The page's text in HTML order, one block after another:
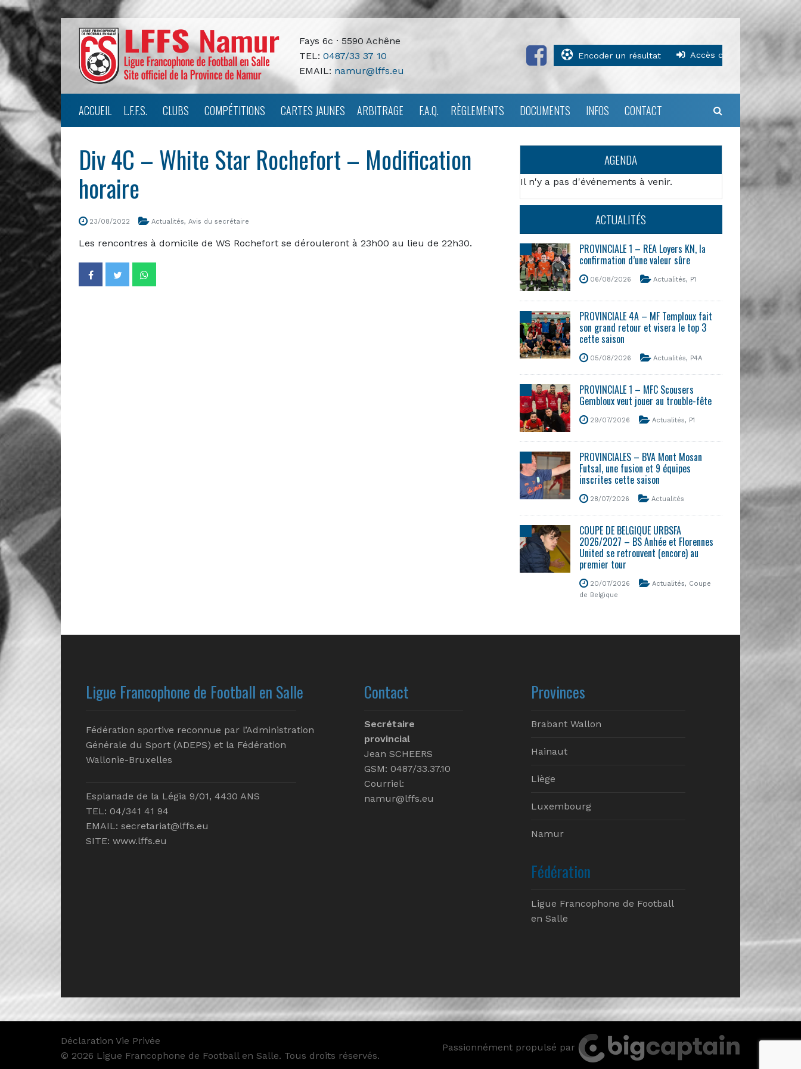
Fays 6c · 5590 Achêne
TEL: 0487/33 37 10
EMAIL: namur@lffs.eu
Encoder un résultat Accès clubs
ACCUEIL L.F.F.S. CLUBS COMPÉTITIONS CARTES JAUNES ARBITRAGE F.A.Q. RÈGLEMENTS DOCUMENTS INFOS CONTACT
Div 4C – White Star Rochefort – Modification
horaire
23/08/2022 Actualités, Avis du secrétaire
Les rencontres à domicile de WS Rochefort se dérouleront à 23h00 au lieu de 22h30.
AGENDA
Il n'y a pas d'événements à venir.
ACTUALITÉS
PROVINCIALE 1 – REA Loyers KN, la
confirmation d’une valeur sûre
06/08/2026 Actualités, P1
PROVINCIALE 4A – MF Temploux fait
son grand retour et visera le top 3
cette saison
05/08/2026 Actualités, P4A
PROVINCIALE 1 – MFC Scousers
Gembloux veut jouer au trouble-fête
29/07/2026 Actualités, P1
PROVINCIALES – BVA Mont Mosan
Futsal, une fusion et 9 équipes
inscrites cette saison
28/07/2026 Actualités
COUPE DE BELGIQUE URBSFA
2026/2027 – BS Anhée et Florennes
United se retrouvent (encore) au
premier tour
20/07/2026 Actualités, Coupe
de Belgique
Ligue Francophone de Football en Salle
Fédération sportive reconnue par l’Administration
Générale du Sport (ADEPS) et la Fédération
Wallonie-Bruxelles
Esplanade de la Légia 9/01, 4430 ANS
TEL: 04/341 41 94
EMAIL: secretariat@lffs.eu
SITE: www.lffs.eu
Contact
Secrétaire
provincial
Jean SCHEERS
GSM: 0487/33.37.10
Courriel:
namur@lffs.eu
Provinces
Brabant Wallon
Hainaut
Liège
Luxembourg
Namur
Fédération
Ligue Francophone de Football
en Salle
Déclaration Vie Privée
© 2026 Ligue Francophone de Football en Salle. Tous droits réservés.
Passionnément propulsé par